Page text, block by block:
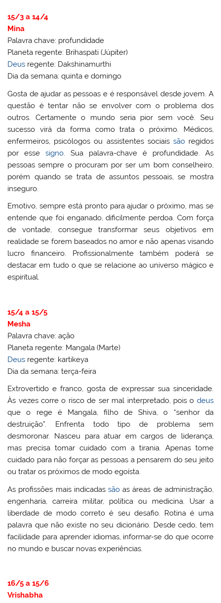
15/3 a 14/4
Mina
Palavra chave: profundidade
Planeta regente: Brihaspati (Júpiter)
Deus regente: Dakshinamurthi
Dia da semana: quinta e domingo
Gosta de ajudar as pessoas e é responsável desde jovem. A
questão é tentar não se envolver com o problema dos
outros. Certamente o mundo seria pior sem você. Seu
sucesso virá da forma como trata o próximo. Médicos,
enfermeiros, psicólogos ou assistentes sociais sãoregidos
por essesigno. Sua palavra-chave é profundidade. As
pessoas sempre o procuram por ser um bom conselheiro,
porém quando se trata de assuntos pessoais, se mostra
inseguro.
Emotivo, sempre está pronto para ajudar o próximo, mas se
entende que foi enganado, dificilmente perdoa. Com força
de vontade, consegue transformar seus objetivos em
realidade se forem baseados no amor e não apenas visando
lucro financeiro. Profissionalmente também poderá se
destacar em tudo o que se relacione ao universo mágico e
espiritual.
15/4 a 15/5
Mesha
Palavra chave: ação
Planeta regente: Mangala (Marte)
Deus regente: kartikeya
Dia da semana: terça-feira
Extrovertido e franco, gosta de expressar sua sinceridade.
Às vezes corre o risco de ser mal interpretado, pois o deus
que o rege é Mangala, filho de Shiva, o “senhor da
destruição”. Enfrenta todo tipo de problema sem
desmoronar. Nasceu para atuar em cargos de liderança,
mas precisa tomar cuidado com a tirania. Apenas tome
cuidado para não forçar as pessoas a pensarem do seu jeito
ou tratar os próximos de modo egoísta.
As profissões mais indicadas são as áreas de administração,
engenharia, carreira militar, política ou medicina. Usar a
liberdade de modo correto é seu desafio. Rotina é uma
palavra que não existe no seu dicionário. Desde cedo, tem
facilidade para aprender idiomas, informar-se do que ocorre
no mundo e buscar novas experiências.
16/5 a 15/6
Vrishabha